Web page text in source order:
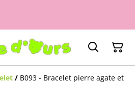
/ B093 - Bracelet pierre agate et